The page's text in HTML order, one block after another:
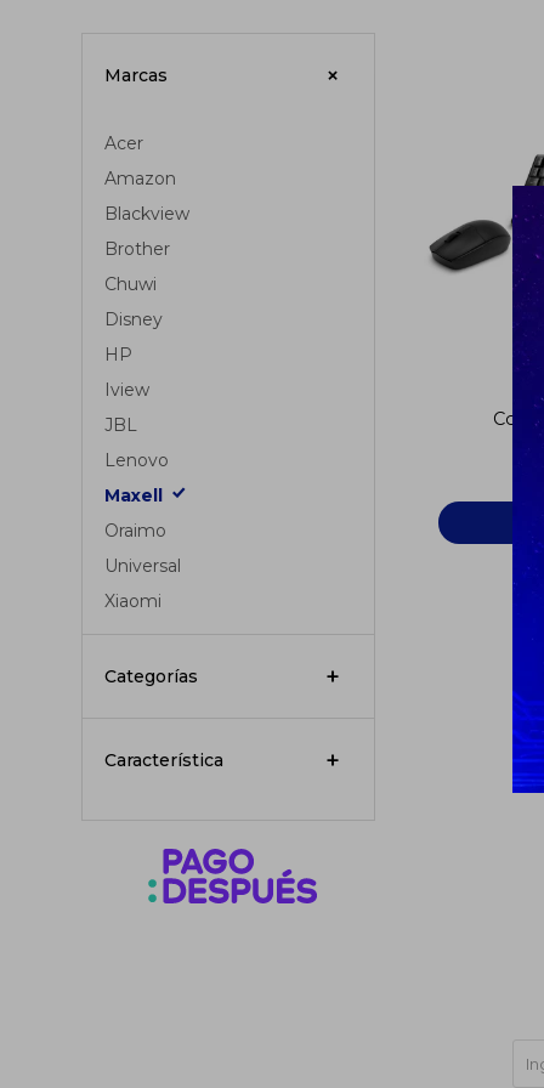
Marcas
Acer
Amazon
Blackview
Brother
Chuwi
Disney
HP
Iview
JBL
Lenovo
Maxell
Oraimo
Universal
Xiaomi
Categorías
Característica